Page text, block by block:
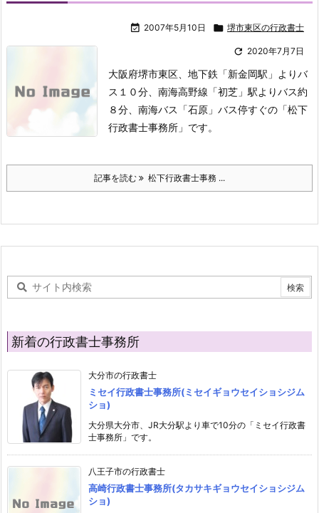
 2007年5月10日  堺市東区の行政書士
 2020年7月7日
大阪府堺市東区、地下鉄「新金岡駅」よりバ
ス１０分、南海高野線「初芝」駅よりバス約
８分、南海バス「石原」バス停すぐの「松下
行政書士事務所」です。
記事を読む 松下行政書士事務 ...
新着の行政書士事務所
大分市の行政書士
ミセイ行政書士事務所(ミセイギョウセイショシジム
ショ)
大分県大分市、JR大分駅より車で10分の「ミセイ行政書
士事務所」です。
八王子市の行政書士
高崎行政書士事務所(タカサキギョウセイショシジム
ショ)